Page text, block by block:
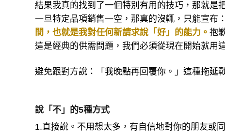
結果我真的找到了一個特別有用的技巧，那就是
一旦特定品項銷售一空，那真的沒輒，只能宣布
間，也就是我對任何新請求說「好」的能力。 抱
這是經典的供需問題，我們必須從現在開始就用
避免跟對方說：「我晚點再回覆你。」這種拖延
說「不」的5種方式
1.直接說。不用想太多，有自信地對你的朋友或